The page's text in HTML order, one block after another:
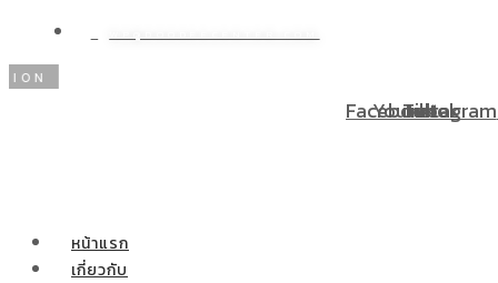
Facebook
Youtube
Tiktok
Instagram
หน้าแรก
เกี่ยวกับ